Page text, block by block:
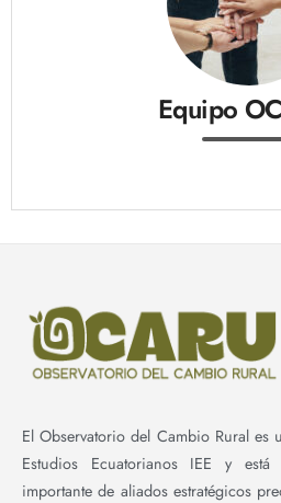
Equipo
El Observatorio del Cambio Rural es
Estudios Ecuatorianos IEE y
importante de aliados estratégicos